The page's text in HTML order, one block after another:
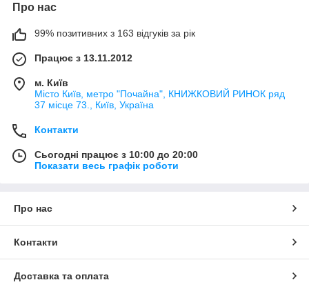
Про нас
99% позитивних з 163 відгуків за рік
Працює з 13.11.2012
м. Київ
Місто Київ, метро "Почайна", КНИЖКОВИЙ РИНОК ряд
37 місце 73., Київ, Україна
Контакти
Сьогодні працює з 10:00 до 20:00
Показати весь графік роботи
Про нас
Контакти
Доставка та оплата